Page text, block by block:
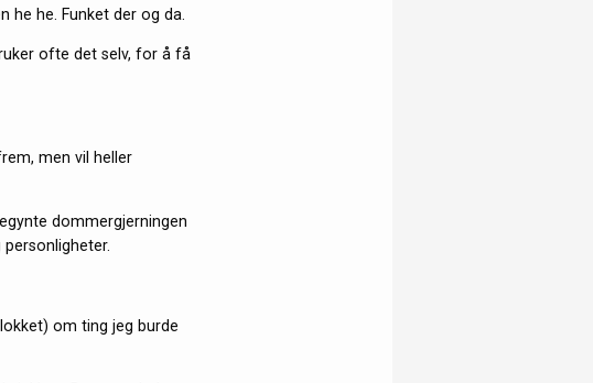
he he. Funket der og da.
ofte det selv, for å få
men vil heller
dommergjerningen
om ting jeg burde